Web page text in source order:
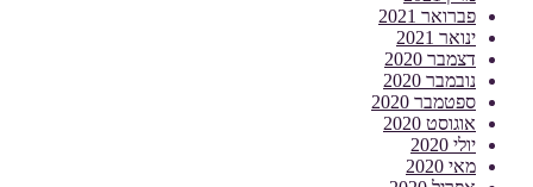
פברואר 2021
ינואר 2021
דצמבר 2020
נובמבר 2020
ספטמבר 2020
אוגוסט 2020
יולי 2020
מאי 2020